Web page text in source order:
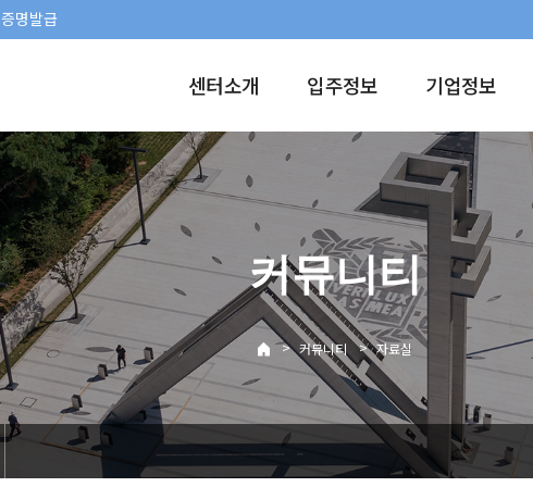
증명발급
센터소개 입주정보 기업정보
커뮤니티
> 커뮤니티 > 자료실